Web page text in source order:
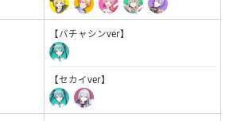
【バチャシンver】
【セカイver】